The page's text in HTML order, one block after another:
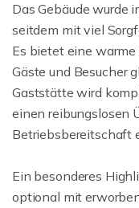
Das Gebäude wurde
seitdem mit viel
Es bietet eine
Gäste und Besucher
Gaststätte wird
einen reibungslosen
Betriebsbereitschaft
Ein besonderes
optional mit